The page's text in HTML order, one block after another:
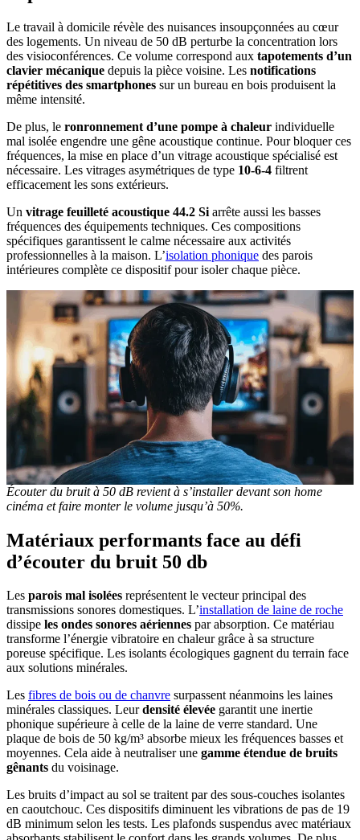
Le travail à domicile révèle des nuisances insoupçonnées au cœur
des logements. Un niveau de 50 dB perturbe la concentration lors
des visioconférences. Ce volume correspond aux tapotements d’un
clavier mécanique depuis la pièce voisine. Les notifications
répétitives des smartphones sur un bureau en bois produisent la
même intensité.
De plus, le ronronnement d’une pompe à chaleur individuelle
mal isolée engendre une gêne acoustique continue. Pour bloquer ces
fréquences, la mise en place d’un vitrage acoustique spécialisé est
nécessaire. Les vitrages asymétriques de type 10-6-4 filtrent
efficacement les sons extérieurs.
Un vitrage feuilleté acoustique 44.2 Si arrête aussi les basses
fréquences des équipements techniques. Ces compositions
spécifiques garantissent le calme nécessaire aux activités
professionnelles à la maison. L’isolation phonique des parois
intérieures complète ce dispositif pour isoler chaque pièce.
Écouter du bruit à 50 dB revient à s’installer devant son home
cinéma et faire monter le volume jusqu’à 50%.
Matériaux performants face au défi
d’écouter du bruit 50 db
Les parois mal isolées représentent le vecteur principal des
transmissions sonores domestiques. L’installation de laine de roche
dissipe les ondes sonores aériennes par absorption. Ce matériau
transforme l’énergie vibratoire en chaleur grâce à sa structure
poreuse spécifique. Les isolants écologiques gagnent du terrain face
aux solutions minérales.
Les fibres de bois ou de chanvre surpassent néanmoins les laines
minérales classiques. Leurdensité élevée garantit une inertie
phonique supérieure à celle de la laine de verre standard. Une
plaque de bois de 50 kg/m³ absorbe mieux les fréquences basses et
moyennes. Cela aide à neutraliser une gamme étendue de bruits
gênants du voisinage.
Les bruits d’impact au sol se traitent par des sous-couches isolantes
en caoutchouc. Ces dispositifs diminuent les vibrations de pas de 19
dB minimum selon les tests. Les plafonds suspendus avec matériaux